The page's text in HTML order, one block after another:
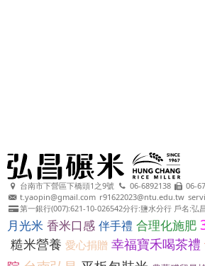
台南市下營區下橋頭1之9號 06-6892138
06-
t.yaopin@gmail.com r91622023@ntu.edu.tw
第一銀行(007):621-10-026542分行:鹽水分行 戶名:弘
月光米 香米口感 伴手禮 合理化施肥
糙米營養 愛心捐贈 幸福寶禾喝茶禮